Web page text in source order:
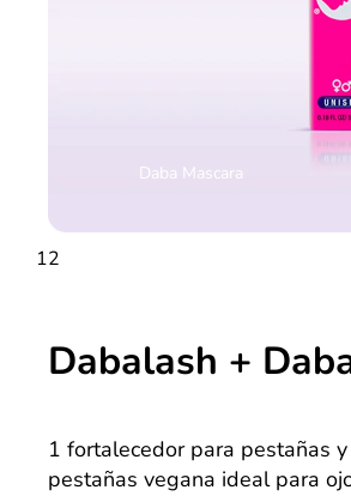
Daba Mascara
12
Dabalash +
1 fortalecedor para pestañas
pestañas vegana ideal para